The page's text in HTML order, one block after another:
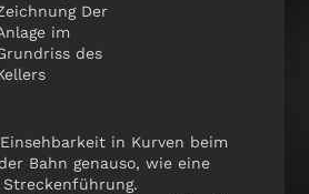
Der
im
des
in Kurven beim
Bahn genauso, wie eine
Streckenführung.